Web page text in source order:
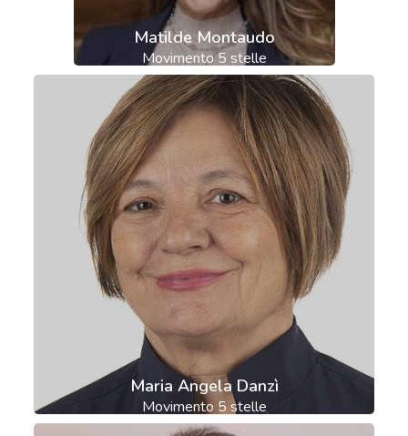
Matilde Montaudo
Movimento 5 stelle
Maria Angela Danzì
Movimento 5 stelle